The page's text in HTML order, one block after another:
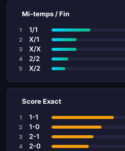
Mi-temps / Fin
1 1/1
2 X/1
3 X/X
4 2/2
5 X/2
Score Exact
1 1-1
2 1-0
3 2-1
4 2-0